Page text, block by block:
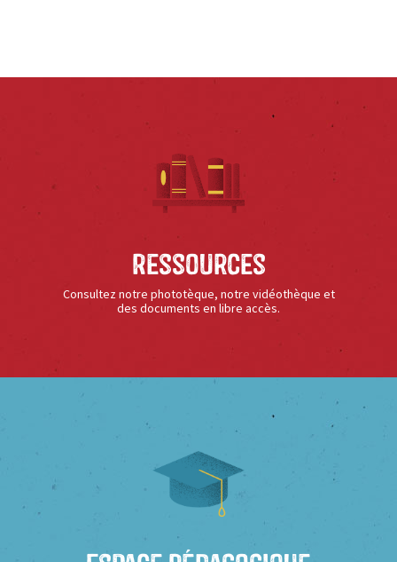
Ressources
Consultez notre phototèque, notre vidéothèque et
des documents en libre accès.